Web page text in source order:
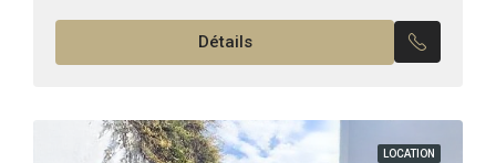
Rez-de-jardin : –...
Détails
LOCATION